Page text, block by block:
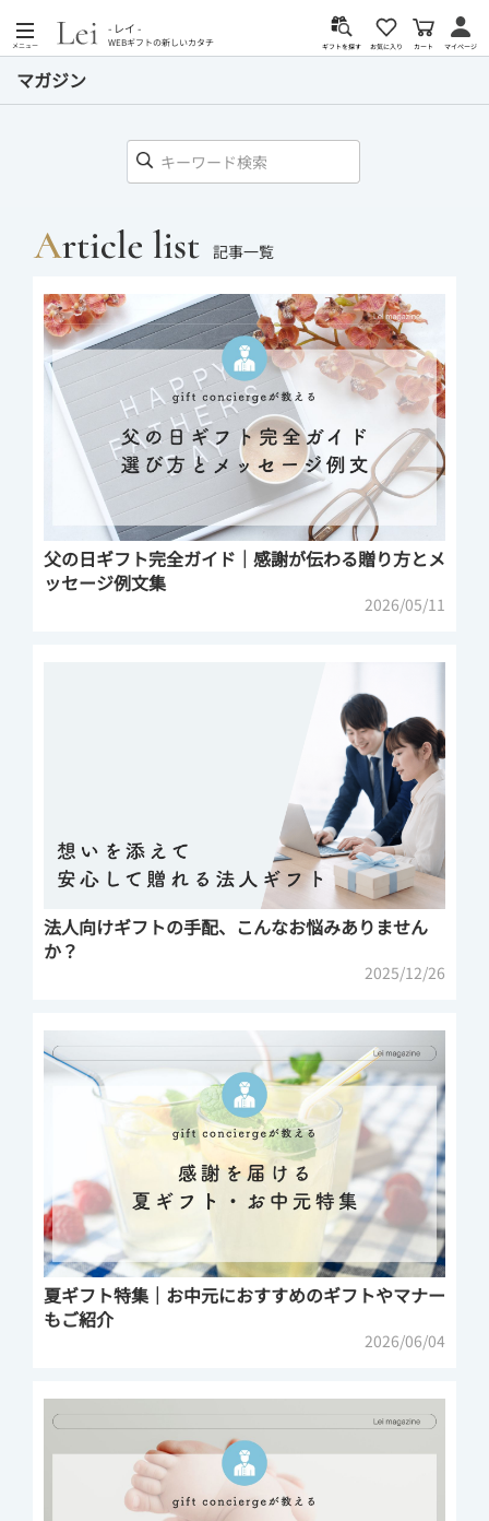
メニュー
- レイ -
WEBギフトの新しいカタチ ギフトを探す お気に入り カート マイページ
マガジン
記事一覧
父の日ギフト完全ガイド｜感謝が伝わる贈り方とメ
ッセージ例文集
2026/05/11
法人向けギフトの手配、こんなお悩みありません
か？
2025/12/26
夏ギフト特集｜お中元におすすめのギフトやマナー
もご紹介
2026/06/04